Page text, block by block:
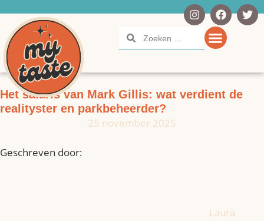
Het salaris van Mark Gillis: wat verdient de
realityster en parkbeheerder?
25 november 2025
Geschreven door:
Laura